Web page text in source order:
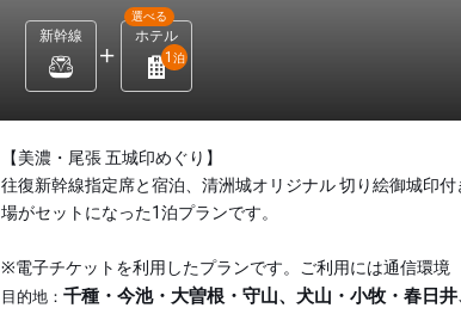
新幹線 ホテル
選べる
1 泊
【美濃・尾張 五城印めぐり】
往復新幹線指定席と宿泊、清洲城オリジナル 切り絵御城印付
場がセットになった1泊プランです。
※電子チケットを利用したプランです。ご利用には通信環境
目的地： 千種・今池・大曽根・守山、犬山・小牧・春日